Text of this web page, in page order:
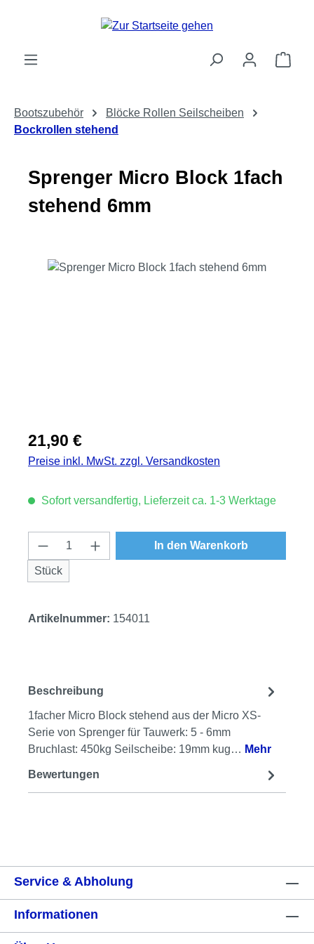
Zum Hauptinhalt springen
Bootszubehör
Blöcke Rollen Seilscheiben
Bockrollen stehend
Sprenger Micro Block 1fach
stehend 6mm
Bildergalerie überspringen
Regulärer Preis:
21,90 €
Preise inkl. MwSt. zzgl. Versandkosten
Sofort versandfertig, Lieferzeit ca. 1-3 Werktage
Produkt Anzahl: Gib den gewünschten
Stück
In den Warenkorb
Artikelnummer: 154011
Beschreibung
1facher Micro Block stehend aus der Micro XS-
Serie von Sprenger für Tauwerk: 5 - 6mm
Bruchlast: 450kg Seilscheibe: 19mm kug… Mehr
Bewertungen
Service & Abholung
Informationen